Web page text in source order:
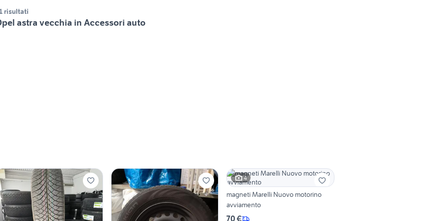
risultati
astra vecchia in Accessori auto
4
magneti Marelli Nuovo motorino
avviamento
70 €